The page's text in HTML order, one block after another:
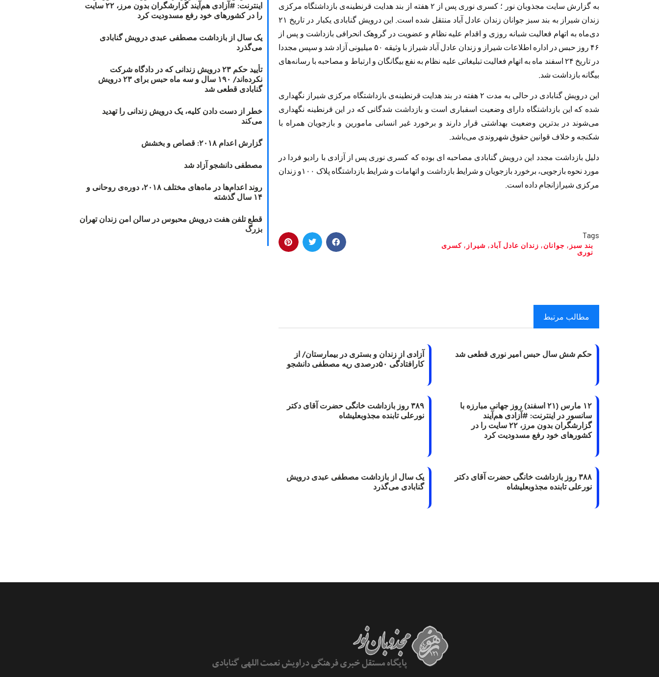
به گزارش سایت مجذوبان نور ؛ کسری نوری پس از ۲ هفته از بند هدایت قرنطینه‌ی بازداشتگاه مرکزی
زندان شیراز به بند سبز جوانان زندان عادل آباد منتقل شده است. این درویش گنابادی یکبار در تاریخ ۲۱
دی‌ماه به اتهام فعالیت شبانه روزی و اقدام علیه نظام و عضویت در گروهک انحرافی بازداشت و پس از
۴۶ روز حبس در اداره اطلاعات شیراز و زندان عادل آباد شیراز با وثیقه ۵۰ میلیونی آزاد شد و سپس مجددا
در تاریخ ۲۴ اسفند ماه به اتهام فعالیت تبلیغاتی علیه نظام به نفع بیگانگان و ارتباط و مصاحبه با رسانه‌های
بیگانه بازداشت شد.
این درویش گنابادی در حالی به مدت ۲ هفته در بند هدایت قرنطینه‌ی بازداشتگاه مرکزی شیراز نگهداری
شده که این بازداشتگاه دارای وضعیت اسفباری است و بازداشت شدگانی که در این قرنطینه نگهداری
می‌شوند در بد‌ترین وضعیت بهداشتی قرار دارند و برخورد غیر انسانی مامورین و بازجویان همراه با
شکنجه و خلاف قوانین حقوق شهروندی می‌باشد.
دلیل بازداشت مجدد این درویش گنابادی مصاحبه ای بوده که کسری نوری پس از آزادی با رادیو فردا در
مورد نحوه بازجویی، برخورد بازجویان و شرایط بازداشت و اتهامات و شرایط بازداشتگاه پلاک ۱۰۰و زندان
مرکزی شیرازانجام داده است.
Tags
بند سبز , جوانان, زندان عادل آباد, شیراز , کسری
نوری
مطالب مرتبط
حکم شش سال حبس امیر نوری قطعی شد
آزادی از زندان و بستری در بیمارستان/ از
کارافتادگی ۵۰درصدی ریه مصطفی دانشجو
۱۲ مارس (۲۱ اسفند) روز جهانی مبارزه با
سانسور در اینترنت: #آزادی هم‌آیند
گزارشگران‌ بدون مرز، ۲۲ سایت را در
کشورهای خود رفع مسدودیت کرد
۳۸۹ روز بازداشت خانگی حضرت آقای دکتر
نورعلی تابنده مجذوبعلیشاه
۳۸۸ روز بازداشت خانگی حضرت آقای دکتر
نورعلی تابنده مجذوبعلیشاه
یک سال از بازداشت مصطفی عبدی درویش
گنابادی می‌گذرد
اینترنت: #آزادی هم‌آیند گزارشگران‌ بدون مرز، ۲۲ سایت
را در کشورهای خود رفع مسدودیت کرد
یک سال از بازداشت مصطفی عبدی درویش گنابادی
می‌گذرد
تأیید حکم ۲۳ درویش زندانی که در دادگاه شرکت
نکرده‌اند/ ۱۹۰ سال و سه ماه حبس برای ۲۳ درویش
گنابادی قطعی شد
خطر از دست دادن کلیه، یک درویش زندانی را تهدید
می‌کند
گزارش اعدام ۲۰۱۸: قصاص و بخشش
مصطفی دانشجو آزاد شد
روند اعدام‌ها در ماه‌های مختلف ۲۰۱۸، دوره‌ی روحانی و
۱۴ سال گذشته
قطع تلفن هفت درویش محبوس در سالن امن زندان تهران
بزرگ